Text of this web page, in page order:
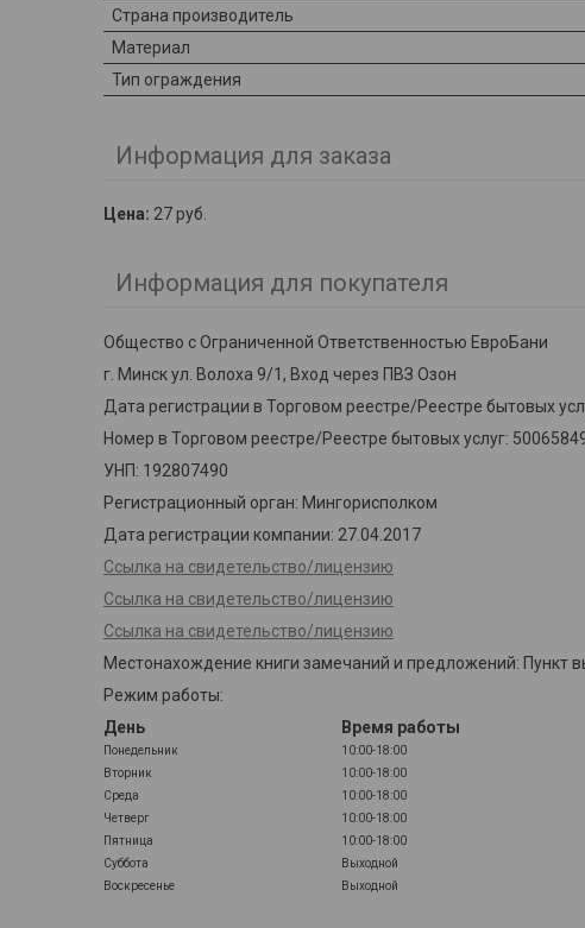
Страна производитель
Материал
Тип ограждения
Информация для заказа
Цена: 27руб.
Информация для покупателя
Общество с Ограниченной Ответственностью ЕвроБани
г. Минск ул. Волоха 9/1, Вход через ПВЗ Озон
Дата регистрации в Торговом реестре/Реестре бытовых
Номер в Торговом реестре/Реестре бытовых услуг:
УНП: 192807490
Регистрационный орган: Мингорисполком
Дата регистрации компании: 27.04.2017
Ссылка на свидетельство/лицензию
Ссылка на свидетельство/лицензию
Ссылка на свидетельство/лицензию
Местонахождение книги замечаний и предложений: Пункт
Режим работы:
День
Время работы
Понедельник
10:00-18:00
Вторник
10:00-18:00
Среда
10:00-18:00
Четверг
10:00-18:00
Пятница
10:00-18:00
Суббота
Выходной
Воскресенье
Выходной